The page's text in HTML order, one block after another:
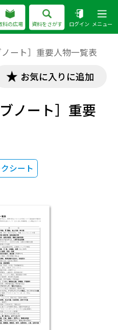
科の広場 資料をさがす ログイン メニュー
ノート］重要人物一覧表
お気に入りに追加
ノート］重要
シート